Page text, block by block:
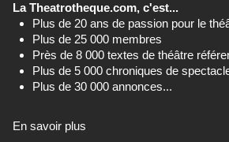
La Theatrotheque.com, c'est...
Plus de 20 ans de passion pour le
Plus de 25 000 membres
Près de 8 000 textes de théâtre
Plus de 5 000 chroniques de
Plus de 30 000 annonces...
En savoir plus